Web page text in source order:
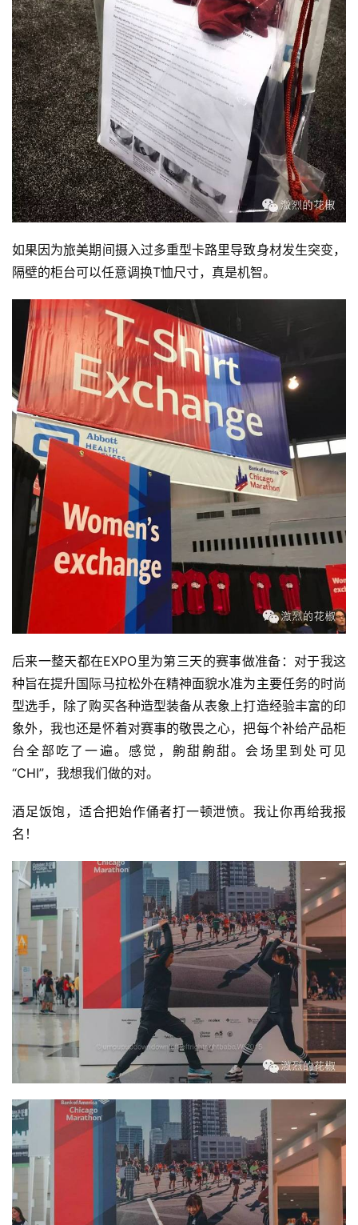
如果因为旅美期间摄入过多重型卡路里导致身材发生突变，
隔壁的柜台可以任意调换T恤尺寸，真是机智。
后来一整天都在EXPO里为第三天的赛事做准备：对于我这
种旨在提升国际马拉松外在精神面貌水准为主要任务的时尚
型选手，除了购买各种造型装备从表象上打造经验丰富的印
象外，我也还是怀着对赛事的敬畏之心，把每个补给产品柜
台全部吃了一遍。感觉，齁甜齁甜。会场里到处可见
“CHI”，我想我们做的对。
酒足饭饱，适合把始作俑者打一顿泄愤。我让你再给我报
名！